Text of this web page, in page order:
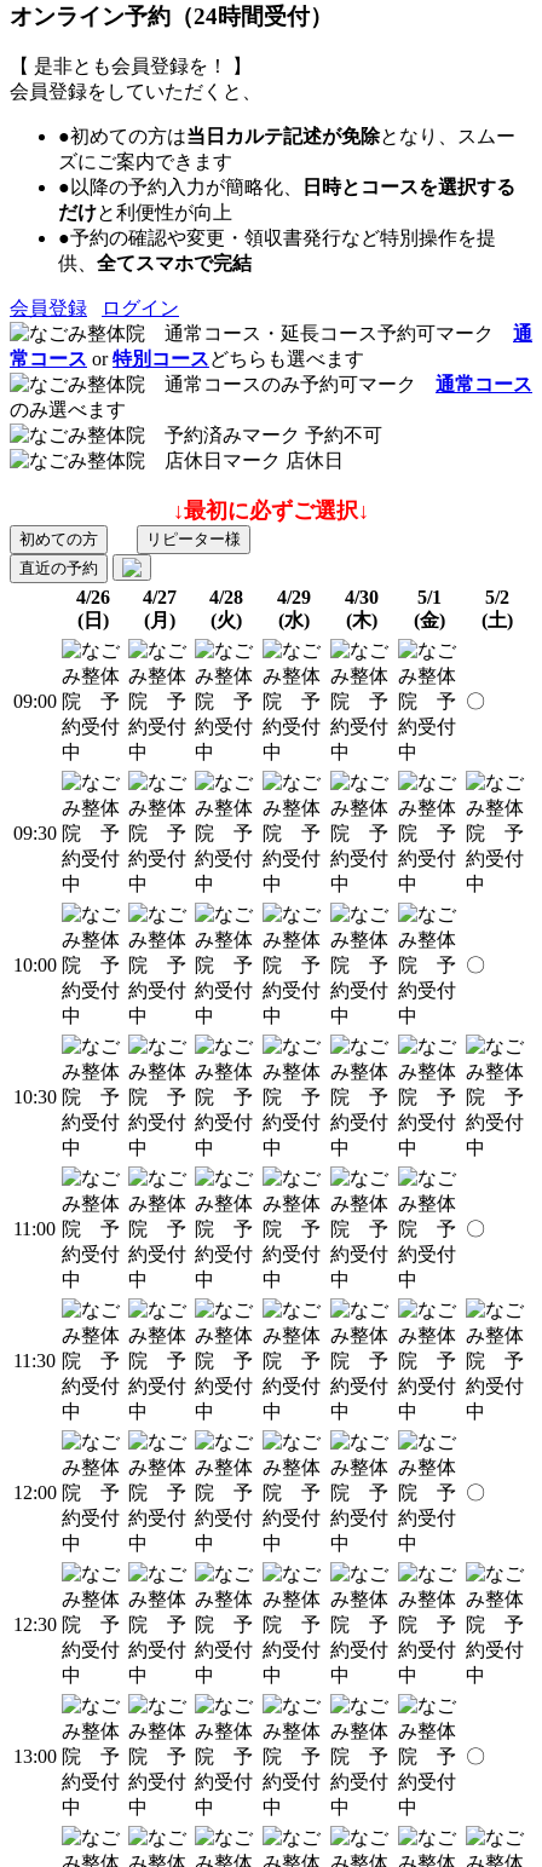
オンライン予約（24時間受付）
【 是非とも会員登録を！ 】
会員登録をしていただくと、
●初めての方は当日カルテ記述が免除となり、スムー
ズにご案内できます
●以降の予約入力が簡略化、
日時とコースを選択する
だけと利便性が向上
●予約の確認や変更・領収書発行など特別操作を提
供、 全てスマホで完結
会員登録
ログイン
通
常コース or特別コースどちらも選べます
通常コース
のみ選べます
予約不可
店休日
↓最初に必ずご選択↓
初めての方
リピーター様
直近の予約
4/26
(日)
4/27
(月)
4/28
(火)
4/29
(水)
4/30
(木)
5/1
(金)
5/2
(土)
09:00 〇
09:30
10:00 〇
10:30
11:00 〇
11:30
12:00 〇
12:30
13:00 〇